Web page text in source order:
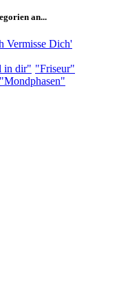
an...
Vermisse Dich'
in dir" "Friseur"
"Mondphasen"